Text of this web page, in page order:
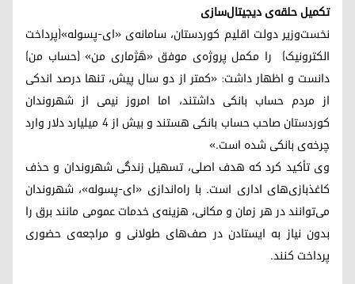
تکمیل حلقه‌ی دیجیتال‌سازی
نخست‌وزیر دولت اقلیم کوردستان، سامانه‌ی «ای-پسوله»(پرداخت
الکترونیک) را مکمل پروژه‌ی موفق «هَژماری من» (حساب من)
دانست و اظهار داشت: «کمتر از دو سال پیش، تنها درصد اندکی
از مردم حساب بانکی داشتند، اما امروز نیمی از شهروندان
کوردستان صاحب حساب بانکی هستند و بیش از ۴ میلیارد دلار وارد
چرخه‌ی بانکی شده است.»
وی تأکید کرد که هدف اصلی، تسهیل زندگی شهروندان و حذف
کاغذبازی‌های اداری است. با راه‌اندازی «ای-پسوله»، شهروندان
می‌توانند در هر زمان و مکانی، هزینه‌ی خدمات عمومی مانند برق را
بدون نیاز به ایستادن در صف‌های طولانی و مراجعه‌ی حضوری
پرداخت کنند.